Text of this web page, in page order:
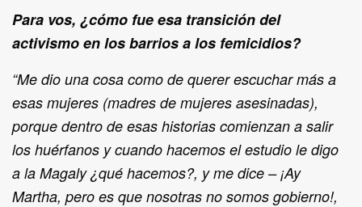
Para vos, ¿cómo fue esa transición del
activismo en los barrios a los femicidios?
“Me dio una cosa como de querer escuchar más a
esas mujeres (madres de mujeres asesinadas),
porque dentro de esas historias comienzan a salir
los huérfanos y cuando hacemos el estudio le digo
a la Magaly ¿qué hacemos?, y me dice – ¡Ay
Martha, pero es que nosotras no somos gobierno!,